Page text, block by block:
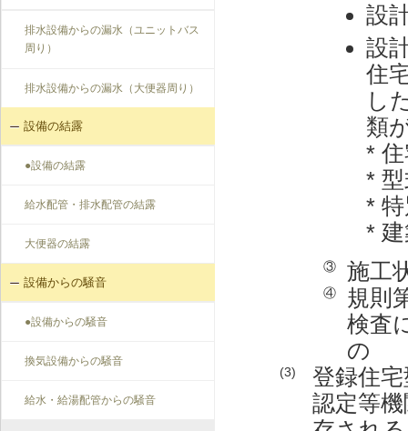
排水設備からの漏水（ユニットバス
周り）
排水設備からの漏水（大便器周り）
設備の結露
●設備の結露
給水配管・排水配管の結露
大便器の結露
設備からの騒音
●設備からの騒音
換気設備からの騒音
給水・給湯配管からの騒音
設
設
住
し
類
*
*
*
*
③ 施工
④
規則
検査
の
(3)
登録住
認定等